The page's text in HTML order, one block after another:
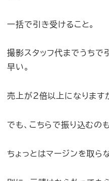
一括で引き受けること。
撮影スタッフ代までうちで
早い。
売上が2倍以上になります
でも、こちらで振り込むの
ちょっとはマージンを取ら